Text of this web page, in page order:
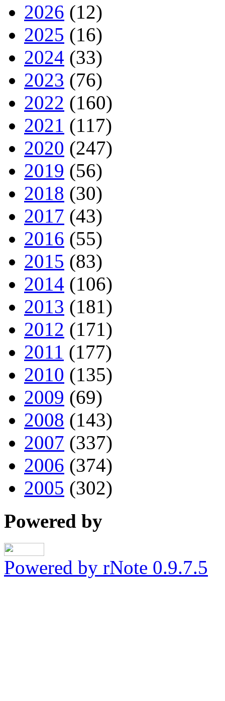
2026 (12)
2025 (16)
2024 (33)
2023 (76)
2022 (160)
2021 (117)
2020 (247)
2019 (56)
2018 (30)
2017 (43)
2016 (55)
2015 (83)
2014 (106)
2013 (181)
2012 (171)
2011 (177)
2010 (135)
2009 (69)
2008 (143)
2007 (337)
2006 (374)
2005 (302)
Powered by
Powered by rNote 0.9.7.5